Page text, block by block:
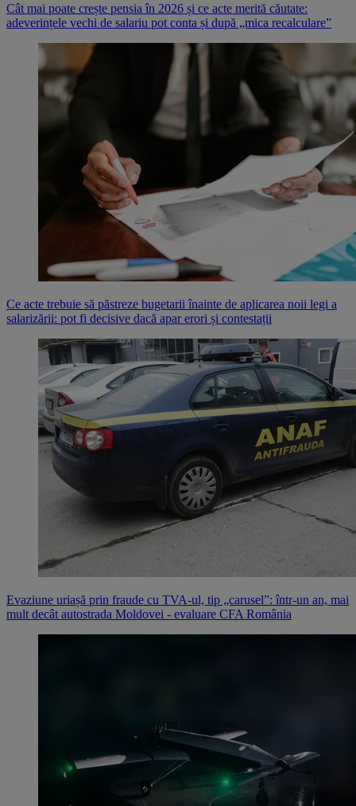
Cât mai poate crește pensia în 2026 și ce acte merită căutate:
adeverințele vechi de salariu pot conta și după „mica recalculare”
Ce acte trebuie să păstreze bugetarii înainte de aplicarea noii legi a
salarizării: pot fi decisive dacă apar erori și contestații
Evaziune uriașă prin fraude cu TVA-ul, tip „carusel”: într-un an, mai
mult decât autostrada Moldovei - evaluare CFA România